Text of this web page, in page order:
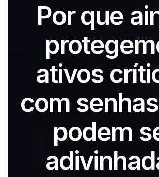
Por que
ativos
com
podem